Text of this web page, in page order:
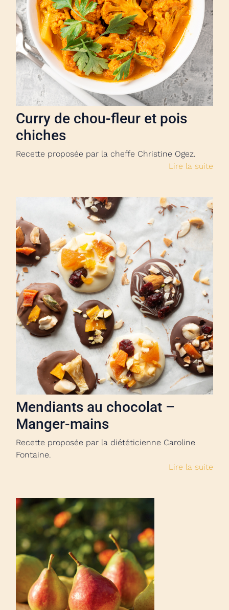
Curry de chou-fleur et pois
chiches
Recette proposée par la cheffe Christine Ogez.
Lire la suite
Mendiants au chocolat –
Manger-mains
Recette proposée par la diététicienne Caroline
Fontaine.
Lire la suite